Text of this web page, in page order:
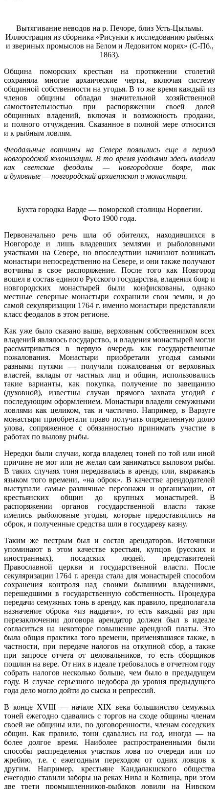
Вытягивание неводов на р. Печоре, близ Усть-Цыльмы.
Иллюстрация из сборника «Рисунки к исследованию рыбных
и звериных промыслов на Белом и Ледовитом морях» (С-Пб.,
1863).
Община поморских крестьян на протяжении столетий
сохраняла многие архаические черты, включая систему
общинной собственности на угодья. В то же время каждый из
членов общины обладал значительной хозяйственной
самостоятельностью при распоряжении своей долей
общинных владений, включая и возможность продажи,
и полного отчуждения. Сказанное в полной мере относится
и к рыбным ловлям.
Феодальные вотчины на Севере появились еще в период
новгородской колонизации. В то время угодьями здесь владели
как светские феодалы — новгородские бояре, так
и духовные — новгородский архиепископ и монастыри.
Бухта городка Варде — поморской столицы Норвегии.
Фото 1900 года.
Первоначально речь шла об обителях, находившихся в
Новгороде и лишь владевших землями и рыболовными
участками на Севере, но впоследствии начинают возникать
монастыри непосредственно на Севере, и они также получают
вотчины в свое распоряжение. После того как Новгород
вошел в состав единого Русского государства, владения бояр и
новгородских монастырей были конфискованы, однако
местные северные монастыри сохранили свои земли, и до
самой секуляризации 1764 г. именно монастыри представляли
класс феодалов в этом регионе.
Как уже было сказано выше, верховным собственником всех
владений являлось государство, и владения монастырей могли
рассматриваться в первую очередь как государственные
пожалования. Монастыри приобретали угодья самыми
разными путями — получали пожалованья от верховных
властей, вклады от частных лиц и общин, использовались
такие варианты, как покупка, получение по завещанию
(духовной), известны случаи прямого захвата угодий с
последующим оформлением. Монастыри владели семужными
ловлями как целиком, так и частично. Например, в Варзуге
монастыри приобретали право получать определенную долю
улова, сопряженное с обязанностью принимать участие в
работах по вылову рыбы.
Нередки были случаи, когда владелец тоней по той или иной
причине не мог или не желал сам заниматься выловом рыбы.
В таких случаях тоня передавалась в аренду, или, выражаясь
языком того времени, «на оброк». В качестве арендодателей
выступали самые различные персонажи и организации, от
крестьянских общин до крупных монастырей. В
распоряжении органов государственной власти также
имелись рыболовные угодья, которые предоставлялись на
оброк, и полученные средства шли в государеву казну.
Таким же пестрым был и состав арендаторов. Источники
упоминают в этом качестве крестьян, купцов (русских и
иностранных), посадских людей, представителей
Православной церкви и государственной власти. После
секуляризации 1764 г. аренда стала для монастырей способом
сохранения контроля над своими бывшими владениями,
перешедшими в государственную собственность. Процедура
передачи семужных тонь в аренду, как правило, предполагала
назначение оброка «из наддачи», то есть каждый раз при
перезаключении договора арендатор должен был в идеале
согласиться на некоторое повышение арендной платы. Это
была общая практика того времени, применявшаяся также, в
частности, при передаче налогов на откупной сбор, а также
при запросе отчета от целовальников, то есть сборщиков
пошлин на вере. От них в идеале требовалось в отчетном году
собрать налогов несколько больше, чем было в предыдущем
году. В случае серьезного недобора до уровня предыдущего
года дело могло дойти до сыска и репрессий.
В конце XVIII — начале XIX века большинство семужьих
тоней ежегодно сдавались с торгов на сходе общины членам
своей же общины или, по договоренности, членам соседских
общин. Как правило, тони сдавались на год, иногда — на
более долгое время. Наиболее распространенными были
способы распределения участков лова по очереди или по
жребию, т.е. с ежегодным переходом от одних ловцов к
другим. Например, крестьяне Кандалакшского общества
ежегодно ставили заборы на реках Нива и Колвица, при этом
две трети промышленников-рыбаков ловили на Нивском